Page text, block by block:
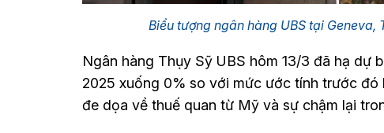
Biểu tượng ngân hàng UBS tại
Ngân hàng Thụy Sỹ UBS hôm 13/3 đã hạ
2025 xuống 0% so với mức ước tính trước
đe dọa về thuế quan từ Mỹ và sự chậm lại